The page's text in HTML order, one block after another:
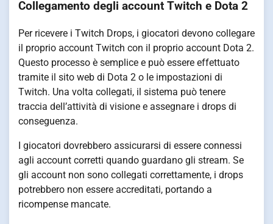
Collegamento degli account Twitch e Dota 2
Per ricevere i Twitch Drops, i giocatori devono collegare
il proprio account Twitch con il proprio account Dota 2.
Questo processo è semplice e può essere effettuato
tramite il sito web di Dota 2 o le impostazioni di
Twitch. Una volta collegati, il sistema può tenere
traccia dell’attività di visione e assegnare i drops di
conseguenza.
I giocatori dovrebbero assicurarsi di essere connessi
agli account corretti quando guardano gli stream. Se
gli account non sono collegati correttamente, i drops
potrebbero non essere accreditati, portando a
ricompense mancate.